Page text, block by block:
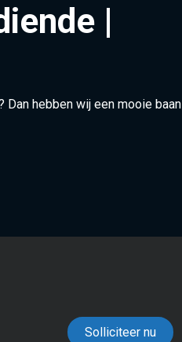
|
Dan hebben wij een mooie baan
Solliciteer nu